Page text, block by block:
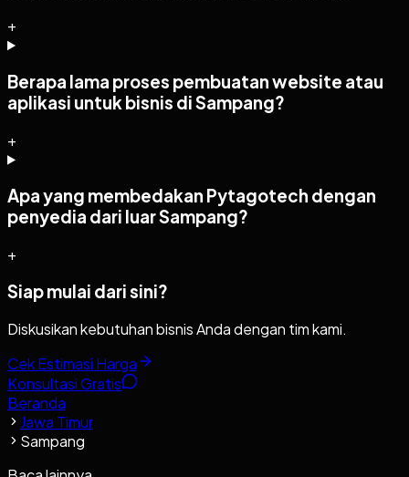
+
Berapa lama proses pembuatan website atau
aplikasi untuk bisnis di Sampang?
+
Apa yang membedakan Pytagotech dengan
penyedia dari luar Sampang?
+
Siap mulai dari sini?
Diskusikan kebutuhan bisnis Anda dengan tim kami.
Cek Estimasi Harga
Konsultasi Gratis
Beranda
Jawa Timur
Sampang